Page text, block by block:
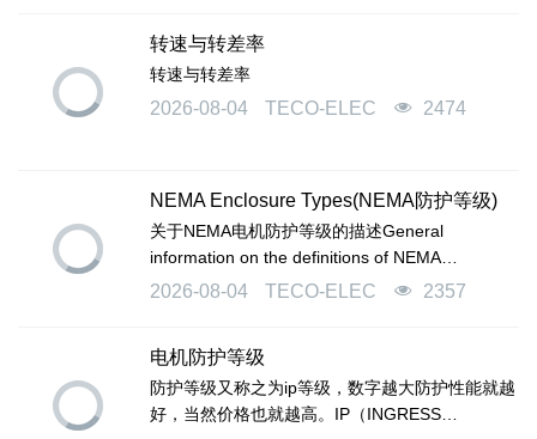
转速与转差率
转速与转差率
2026-08-04 TECO-ELEC 2474
NEMA Enclosure Types(NEMA防护等级)
关于NEMA电机防护等级的描述General
information on the definitions of NEMA
enclosure types.
2026-08-04 TECO-ELEC 2357
电机防护等级
防护等级又称之为ip等级，数字越大防护性能就越
好，当然价格也就越高。IP（INGRESS